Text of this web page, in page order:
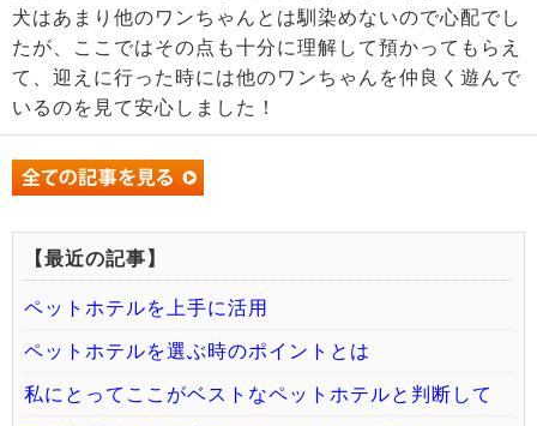
犬はあまり他のワンちゃんとは馴染めないので心配でし
たが、ここではその点も十分に理解して預かってもらえ
て、迎えに行った時には他のワンちゃんを仲良く遊んで
いるのを見て安心しました！
【最近の記事】
ペットホテルを上手に活用
ペットホテルを選ぶ時のポイントとは
私にとってここがベストなペットホテルと判断して